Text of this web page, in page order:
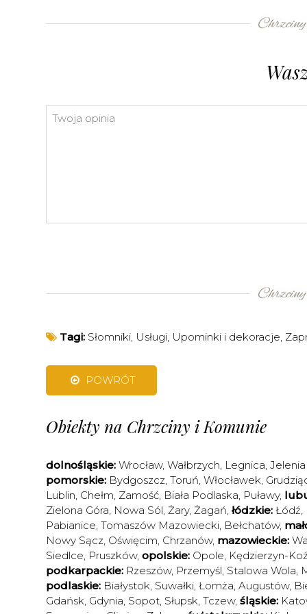
Tagi: Słomniki, Usługi, Upominki i dekoracje,
POWRÓT
Obiekty na Chrzciny i Komunie
dolnośląskie: Wrocław, Wałbrzych, Legnica,
pomorskie: Bydgoszcz, Toruń, Włocławek,
Lublin, Chełm, Zamość, Biała Podlaska, Puławy,
Zielona Góra, Nowa Sól, Żary, Żagań, łódzkie: Łódź,
Pabianice, Tomaszów Mazowiecki, Bełchatów,
Nowy Sącz, Oświęcim, Chrzanów, mazowieckie:
Siedlce, Pruszków, opolskie: Opole, Kędzierzyn-
podkarpackie: Rzeszów, Przemyśl, Stalowa Wola,
podlaskie: Białystok, Suwałki, Łomża, Augustów,
Gdańsk, Gdynia, Sopot, Słupsk, Tczew, śląskie: